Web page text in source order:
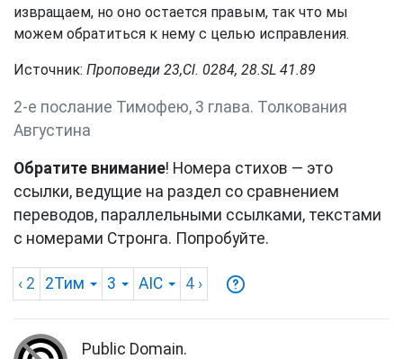
извращаем, но оно остается правым, так что мы
можем обратиться к нему с целью исправления.
Источник: Проповеди 23,Сl. 0284, 28.SL 41.89
2-е послание Тимофею, 3 глава. Толкования
Августина
Обратите внимание! Номера стихов — это
ссылки, ведущие на раздел со сравнением
переводов, параллельными ссылками, текстами
с номерами Стронга. Попробуйте.
‹ 2 2Тим 3 AIC 4 ›
Public Domain.